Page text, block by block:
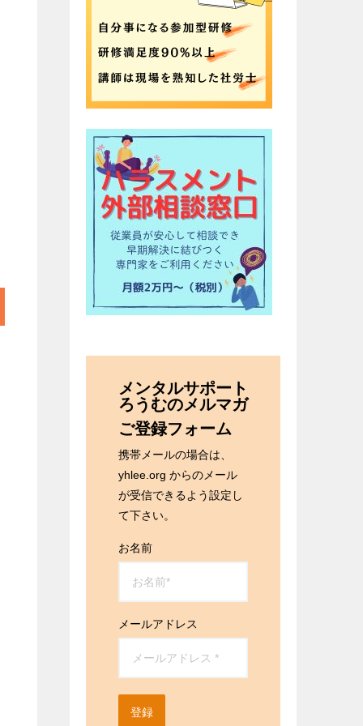
メンタルサポート
ろうむのメルマガ
ご登録フォーム
携帯メールの場合は、
yhlee.org からのメール
が受信できるよう設定し
て下さい。
お名前
メールアドレス
登録